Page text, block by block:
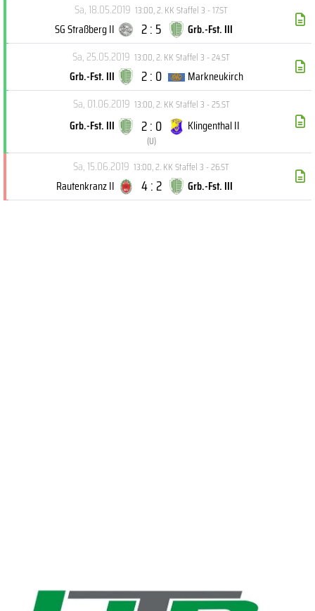
Sa, 18.05.2019 13:00,2. KK Staffel 3 - 17.ST
SG Straßberg II 2 : 5
Grb.-Fst. III
Sa, 25.05.2019 13:00,2. KK Staffel 3 - 24.ST
Grb.-Fst. III 2 : 0
Markneukirch
Sa, 01.06.2019 13:00,2. KK Staffel 3 - 25.ST
Grb.-Fst. III 2 : 0
(U)
Klingenthal II
Sa, 15.06.2019 13:00,2. KK Staffel 3 - 26.ST
Rautenkranz II 4 : 2 Grb.-Fst. III